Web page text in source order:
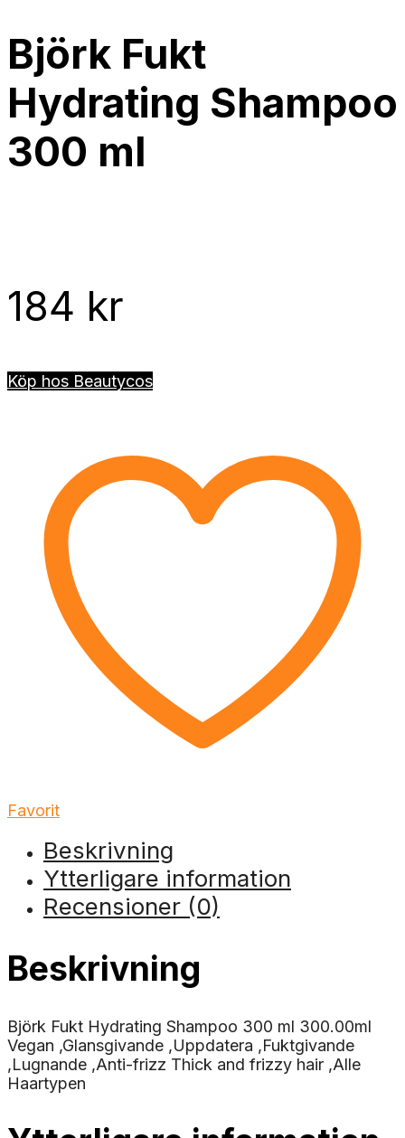
Björk Fukt
Hydrating Shampoo
300 ml
184 kr
Köp hos Beautycos
Favorit
Beskrivning
Ytterligare information
Recensioner (0)
Beskrivning
Björk Fukt Hydrating Shampoo 300 ml 300.00ml
Vegan ,Glansgivande ,Uppdatera ,Fuktgivande
,Lugnande ,Anti-frizz Thick and frizzy hair ,Alle
Haartypen